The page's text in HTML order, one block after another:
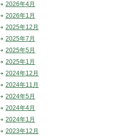
2026年4月
2026年1月
2025年12月
2025年7月
2025年5月
2025年1月
2024年12月
2024年11月
2024年5月
2024年4月
2024年1月
2023年12月